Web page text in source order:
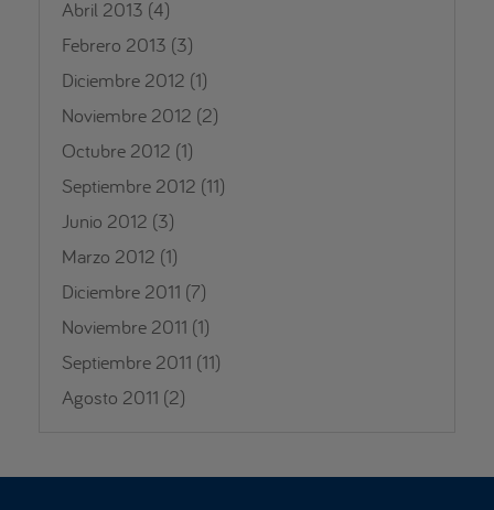
Abril 2013 (4)
Febrero 2013 (3)
Diciembre 2012 (1)
Noviembre 2012 (2)
Octubre 2012 (1)
Septiembre 2012 (11)
Junio 2012 (3)
Marzo 2012 (1)
Diciembre 2011 (7)
Noviembre 2011 (1)
Septiembre 2011 (11)
Agosto 2011 (2)